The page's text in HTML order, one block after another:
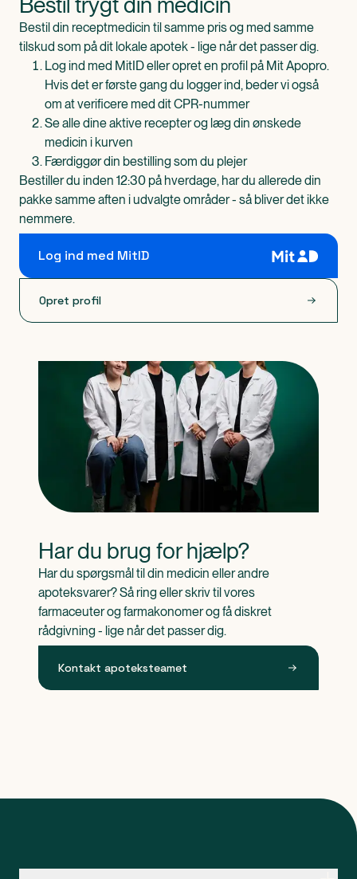
Bestil din receptmedicin til samme pris og med samme
tilskud som på dit lokale apotek - lige når det passer dig.
Log ind med MitID eller opret en profil på Mit Apopro.
Hvis det er første gang du logger ind, beder vi også
om at verificere med dit CPR-nummer
Se alle dine aktive recepter og læg din ønskede
medicin i kurven
Færdiggør din bestilling som du plejer
Bestiller du inden 12:30 på hverdage, har du allerede din
pakke samme aften i udvalgte områder - så bliver det ikke
nemmere.
Log ind med MitID
Opret profil
Har du brug for hjælp?
Har du spørgsmål til din medicin eller andre
apoteksvarer? Så ring eller skriv til vores
farmaceuter og farmakonomer og få diskret
rådgivning - lige når det passer dig.
Kontakt apoteksteamet